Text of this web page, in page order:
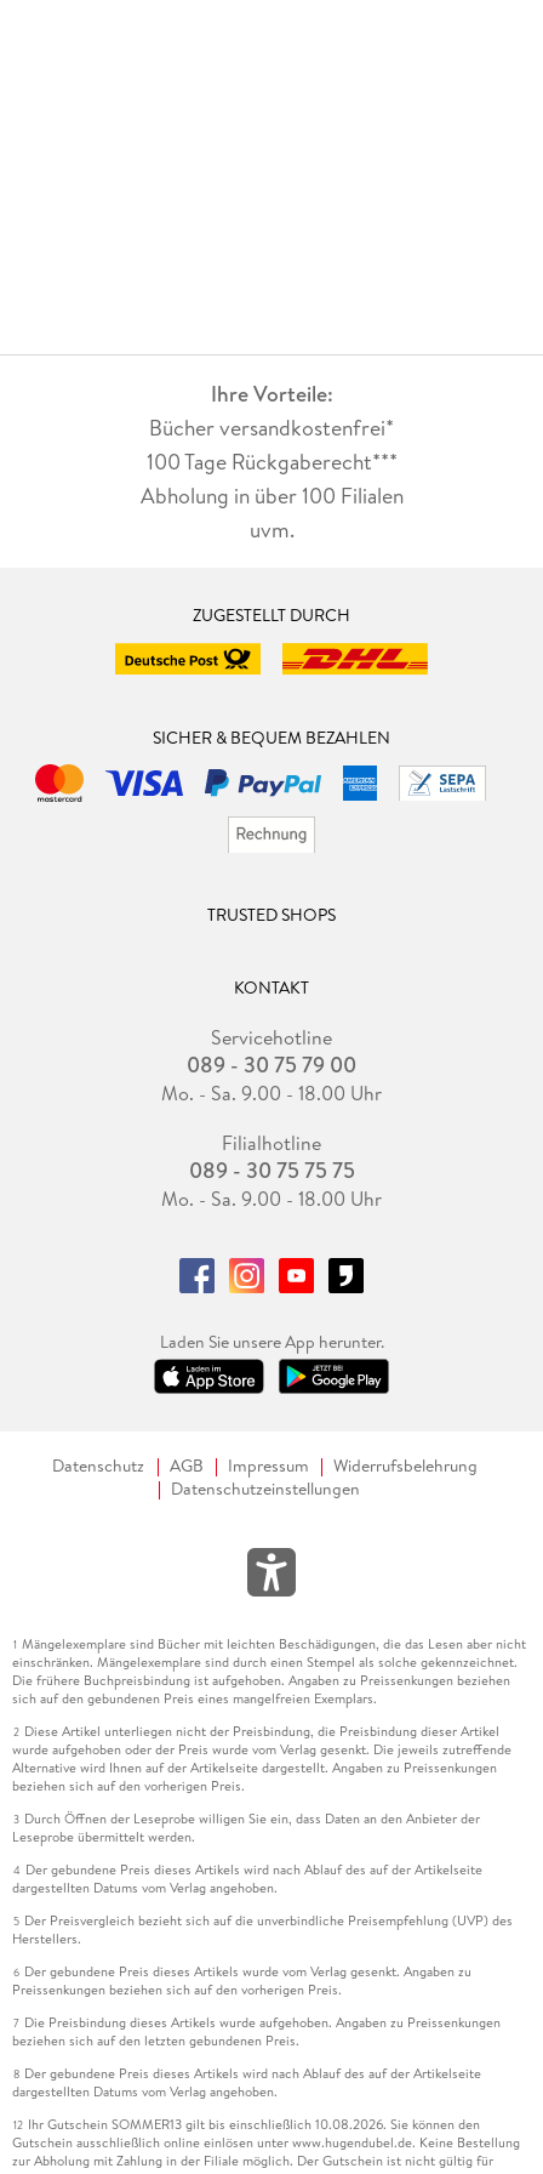
Ihre Vorteile:
Bücher versandkostenfrei*
100 Tage Rückgaberecht***
Abholung in über 100 Filialen
uvm.
ZUGESTELLT DURCH
SICHER & BEQUEM BEZAHLEN
TRUSTED SHOPS
KONTAKT
Servicehotline
089 - 30 75 79 00
Mo. - Sa. 9.00 - 18.00 Uhr
Filialhotline
089 - 30 75 75 75
Mo. - Sa. 9.00 - 18.00 Uhr
Laden Sie unsere App herunter.
Datenschutz AGB Impressum
Widerrufsbelehrung
Datenschutzeinstellungen
1 Mängelexemplare sind Bücher mit leichten Beschädigungen, die das Lesen aber nicht
einschränken. Mängelexemplare sind durch einen Stempel als solche gekennzeichnet.
Die frühere Buchpreisbindung ist aufgehoben. Angaben zu Preissenkungen beziehen
sich auf den gebundenen Preis eines mangelfreien Exemplars.
2 Diese Artikel unterliegen nicht der Preisbindung, die Preisbindung dieser Artikel
wurde aufgehoben oder der Preis wurde vom Verlag gesenkt. Die jeweils zutreffende
Alternative wird Ihnen auf der Artikelseite dargestellt. Angaben zu Preissenkungen
beziehen sich auf den vorherigen Preis.
3 Durch Öffnen der Leseprobe willigen Sie ein, dass Daten an den Anbieter der
Leseprobe übermittelt werden.
4 Der gebundene Preis dieses Artikels wird nach Ablauf des auf der Artikelseite
dargestellten Datums vom Verlag angehoben.
5 Der Preisvergleich bezieht sich auf die unverbindliche Preisempfehlung (UVP) des
Herstellers.
6 Der gebundene Preis dieses Artikels wurde vom Verlag gesenkt. Angaben zu
Preissenkungen beziehen sich auf den vorherigen Preis.
7 Die Preisbindung dieses Artikels wurde aufgehoben. Angaben zu Preissenkungen
beziehen sich auf den letzten gebundenen Preis.
8 Der gebundene Preis dieses Artikels wird nach Ablauf des auf der Artikelseite
dargestellten Datums vom Verlag angehoben.
12 Ihr Gutschein SOMMER13 gilt bis einschließlich 10.08.2026. Sie können den
Gutschein ausschließlich online einlösen unter www.hugendubel.de. Keine Bestellung
zur Abholung mit Zahlung in der Filiale möglich. Der Gutschein ist nicht gültig für